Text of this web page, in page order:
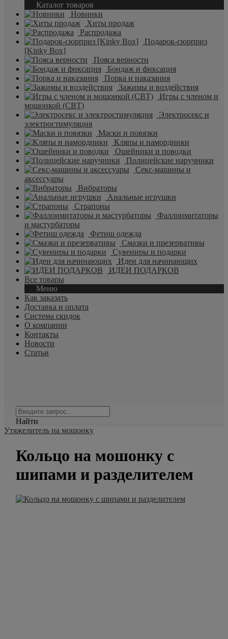
Каталог товаров
Новинки
Хиты продаж
Распродажа
Подарок-сюрприз
[Kinky Box]
Пояса верности
Бондаж и фиксация
Порка и наказания
Зажимы и воздействия
Игры с членом и
мошонкой (CBT)
Электросекс и
электростимуляция
Маски и повязки
Кляпы и намордники
Ошейники и поводки
Полицейские наручники
Секс-машины и
аксессуары
Вибраторы
Анальные игрушки
Страпоны
Фаллоимитаторы
и мастурбаторы
Фетиш одежда
Смазки и презервативы
Сувениры и подарки
Идеи для начинающих
ИДЕИ ПОДАРКОВ
Все товары
Меню
Как заказать
Доставка и оплата
Система скидок
О компании
Контакты
Новости
Статьи
Найти
Утяжелитель на мошонку
Кольцо на мошонку с
шипами и разделителем